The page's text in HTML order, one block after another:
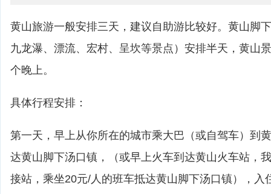
黄山旅游一般安排三天，建议自助游比较好。黄山脚
九龙瀑、漂流、宏村、呈坎等景点）安排半天，黄山
个晚上。
具体行程安排：
第一天，早上从你所在的城市乘大巴（或自驾车）到
达黄山脚下汤口镇，（或早上火车到达黄山火车站，
接站，乘坐20元/人的班车抵达黄山脚下汤口镇），入